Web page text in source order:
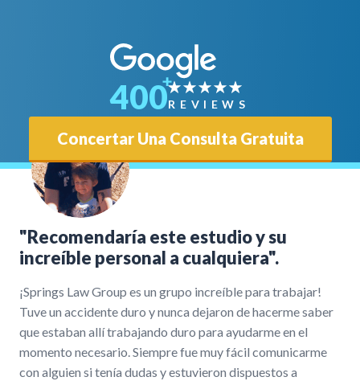
Concertar Una Consulta Gratuita
400REVIEWS
"Recomendaría este estudio y su
increíble personal a cualquiera".
¡Springs Law Group es un grupo increíble para trabajar!
Tuve un accidente duro y nunca dejaron de hacerme saber
que estaban allí trabajando duro para ayudarme en el
momento necesario. Siempre fue muy fácil comunicarme
con alguien si tenía dudas y estuvieron dispuestos a